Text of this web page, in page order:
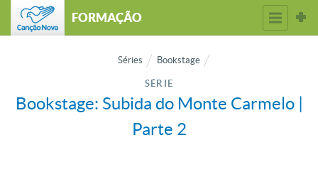
FORMAÇÃO
Séries Bookstage
SÉRIE
Bookstage: Subida do Monte Carmelo |
Parte 2